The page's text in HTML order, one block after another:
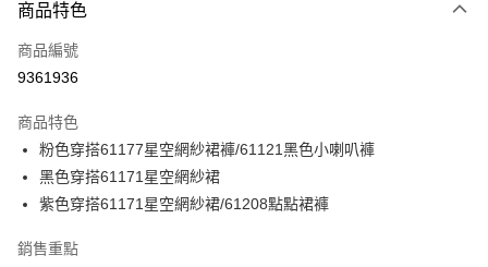
信用卡一次付款
超商取貨付款
Apple Pay
Google Pay
商品特色
商品編號
9361936
商品特色
粉色穿搭61177星空網紗裙褲/61121黑色小喇叭褲
黑色穿搭61171星空網紗裙
紫色穿搭61171星空網紗裙/61208點點裙褲
銷售重點